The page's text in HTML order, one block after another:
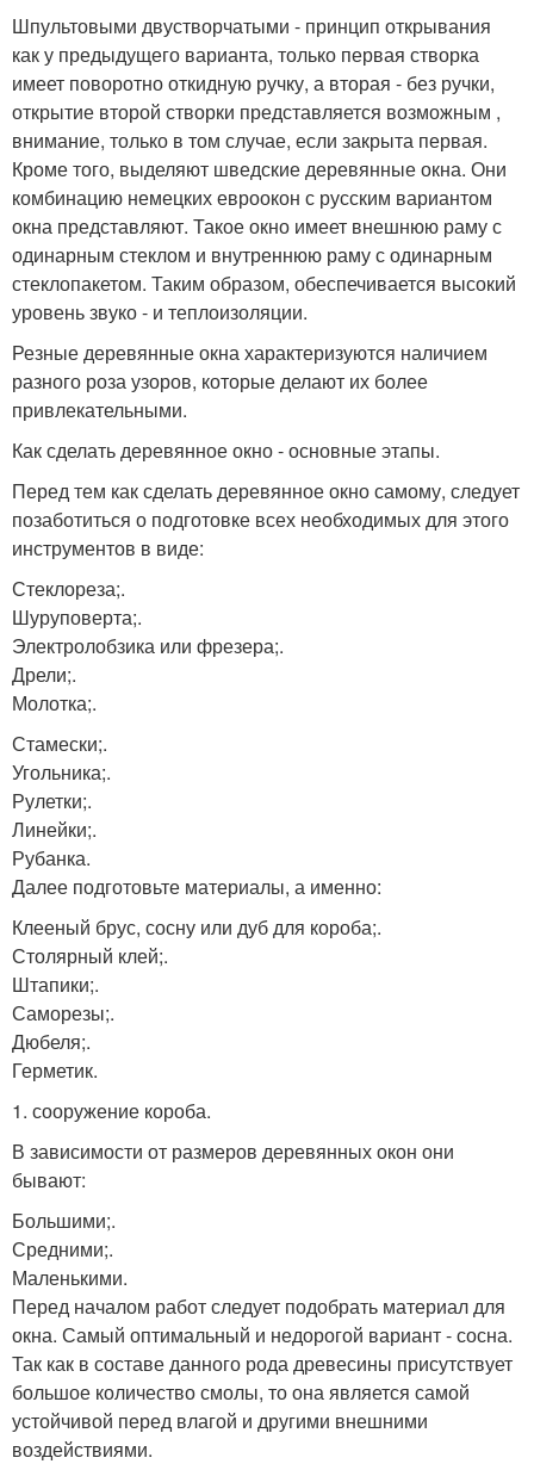
Шпультовыми двустворчатыми - принцип открывания
как у предыдущего варианта, только первая створка
имеет поворотно откидную ручку, а вторая - без ручки,
открытие второй створки представляется возможным ,
внимание, только в том случае, если закрыта первая.
Кроме того, выделяют шведские деревянные окна. Они
комбинацию немецких евроокон с русским вариантом
окна представляют. Такое окно имеет внешнюю раму с
одинарным стеклом и внутреннюю раму с одинарным
стеклопакетом. Таким образом, обеспечивается высокий
уровень звуко - и теплоизоляции.
Резные деревянные окна характеризуются наличием
разного роза узоров, которые делают их более
привлекательными.
Как сделать деревянное окно - основные этапы.
Перед тем как сделать деревянное окно самому, следует
позаботиться о подготовке всех необходимых для этого
инструментов в виде:
Стеклореза;.
Шуруповерта;.
Электролобзика или фрезера;.
Дрели;.
Молотка;.
Стамески;.
Угольника;.
Рулетки;.
Линейки;.
Рубанка.
Далее подготовьте материалы, а именно:
Клееный брус, сосну или дуб для короба;.
Столярный клей;.
Штапики;.
Саморезы;.
Дюбеля;.
Герметик.
1. сооружение короба.
В зависимости от размеров деревянных окон они
бывают:
Большими;.
Средними;.
Маленькими.
Перед началом работ следует подобрать материал для
окна. Самый оптимальный и недорогой вариант - сосна.
Так как в составе данного рода древесины присутствует
большое количество смолы, то она является самой
устойчивой перед влагой и другими внешними
воздействиями.